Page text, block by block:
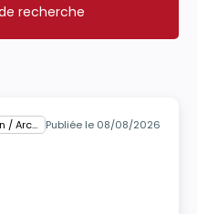
critères de recherche
recherche
BTP / Matériaux de construction / Architecture Publiée le 08/08/2026